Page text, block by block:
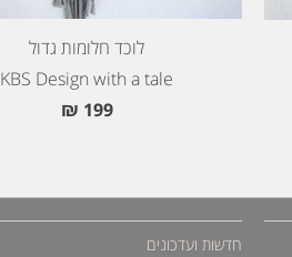
לוכד חלומות גדול
KBS Design with a tale
199 ₪
חדשות ועדכונים